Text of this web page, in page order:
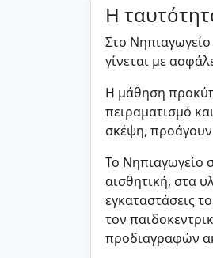
Η
Στο
γίνεται με
Η μάθηση
πειραματισμό
σκέψη, προάγουν
Το Νηπιαγωγείο
αισθητική, στα
εγκαταστάσεις
τον
προδιαγραφών